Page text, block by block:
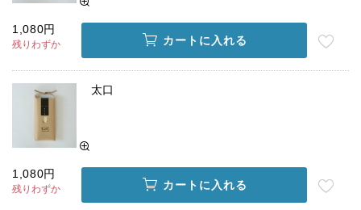
1,080円
残りわずか カートに入れる
太口
1,080円
残りわずか カートに入れる